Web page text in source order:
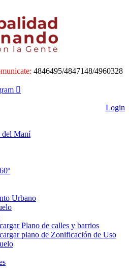
4846495/4847148/4960328
Login
del Maní
Urbano
Plano de calles y barrios
plano de Zonificación de Uso